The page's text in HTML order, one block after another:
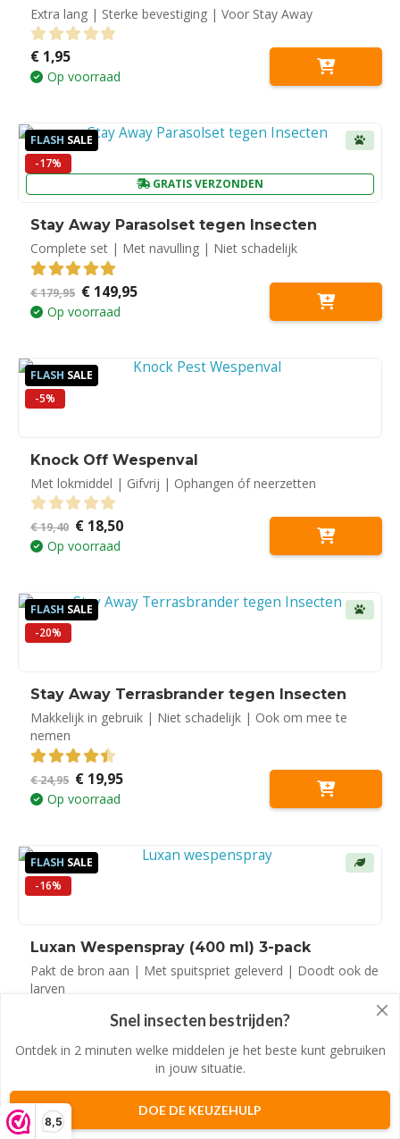
8,5
Extra lang | Sterke bevestiging | Voor Stay Away
0 out of 5
€ 1,95
Op voorraad
FLASH SALE
-17%
GRATIS VERZONDEN
Stay Away Parasolset tegen Insecten
Complete set | Met navulling | Niet schadelijk
5.00out of 5
€179,95 Oorspronkelijke
prijs
was:
€149,95Huidige
Op voorraad
FLASH SALE
-5%
Knock Off Wespenval
Met lokmiddel | Gifvrij | Ophangen óf neerzetten
0out of 5
€19,40 Oorspronkelijke
prijs
was:
€18,50Huidige
Op voorraad
FLASH SALE
-20%
Stay Away Terrasbrander tegen Insecten
Makkelijk in gebruik | Niet schadelijk | Ook om mee te
nemen
4.50 out of 5
€24,95 Oorspronkelijke
prijs
was:
€19,95Huidige
Op voorraad
FLASH SALE
-16%
Luxan Wespenspray (400 ml) 3-pack
Pakt de bron aan | Met spuitspriet geleverd | Doodt ook de
larven
out of 5
Oorspronkelijke
prijs
was:
34,95Huidige
prijs
is:
€ 34,95.
Op voorraad
Snel plaagdieren bestrijden?
Doe de keuzehulp en ontdek welke bestrijdingsmiddelen je het
beste kunt gebruiken in jouw situatie.
DOE DE KEUZEHULP
Snel insecten bestrijden?
Ontdek in 2 minuten welke middelen je het beste kunt gebruiken
in jouw situatie.
DOE DE KEUZEHULP